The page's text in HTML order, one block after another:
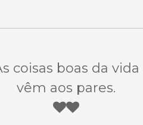
coisas boas da vida
vêm aos pares.